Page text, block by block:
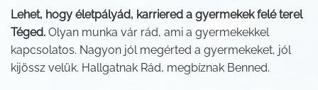
Lehet, hogy életpályád, karriered a gyermekek felé terel
Téged. Olyan munka vár rád, ami a gyermekekkel
kapcsolatos. Nagyon jól megérted a gyermekeket, jól
kijössz velük. Hallgatnak Rád, megbíznak Benned.